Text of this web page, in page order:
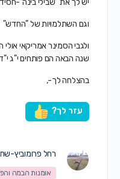
וגם השתלמויות של "החדש"
ולגבי הסמינר אמריקאי
שנה הבאה הם פותחים י"ג
בהצלחה לך-,
עזר לך?
רחל פרומוביץ-
אומנות הבמה